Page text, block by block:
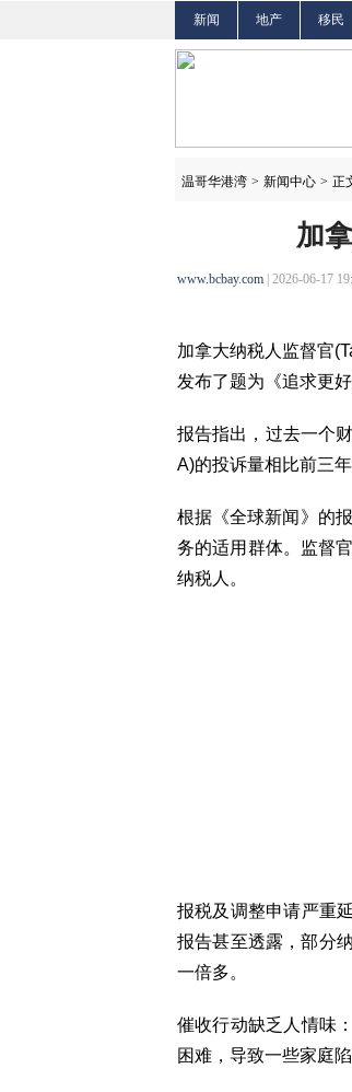
新闻 地产 移民
温哥华港湾 > 新闻中心 > 正
加
www.bcbay.com | 2026-06-17
加拿大纳税人监督官
发布了题为《追求更
报告指出，过去一个
A)的投诉量相比前三年
根据《全球新闻》的
务的适用群体。监督
纳税人。
报税及调整申请严重
报告甚至透露，部分
一倍多。
催收行动缺乏人情味
困难，导致一些家庭